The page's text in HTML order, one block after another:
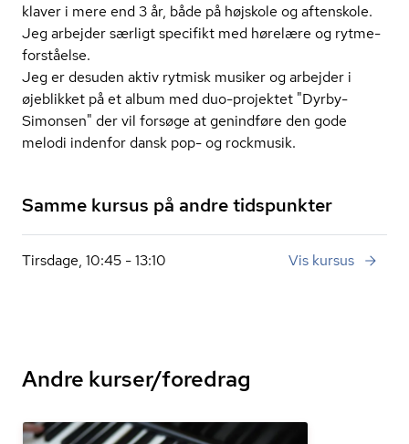
klaver i mere end 3 år, både på højskole og aftenskole.
Jeg arbejder særligt specifikt med hørelære og ryt­me­
for­stå­el­se.
Jeg er desuden aktiv rytmisk musiker og arbejder i
øjeblikket på et album med duo-projektet "Dyrby-
Simonsen" der vil forsøge at genindføre den gode
melodi indenfor dansk pop- og rockmusik.
Samme kursus på andre tidspunkter
Tirsdage, 10:45 - 13:10 Vis kursus
Andre kurser/foredrag